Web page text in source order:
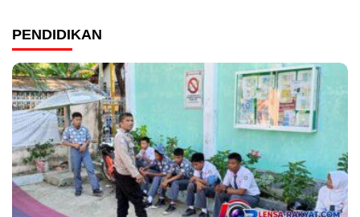
PENDIDIKAN